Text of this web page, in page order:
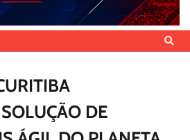
DE